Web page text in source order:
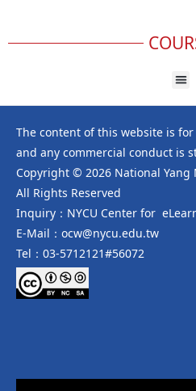
The content of this website is
and any commercial conduct is
Copyright © 2026 National
All Rights Reserved
Inquiry：NYCU Center for
E-Mail：ocw@nycu.edu.tw
Tel：03-5712121#56072